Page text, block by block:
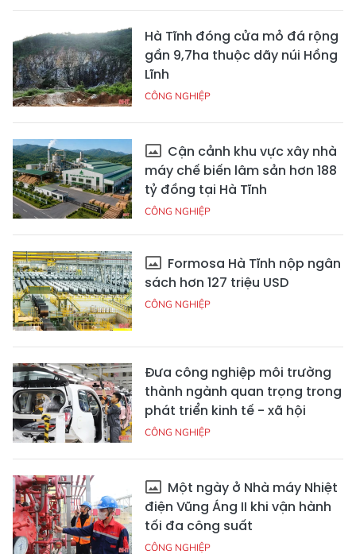
Hà Tĩnh đóng cửa mỏ đá rộng
gần 9,7ha thuộc dãy núi Hồng
Lĩnh
CÔNG NGHIỆP
Cận cảnh khu vực xây nhà
máy chế biến lâm sản hơn 188
tỷ đồng tại Hà Tĩnh
CÔNG NGHIỆP
Formosa Hà Tĩnh nộp ngân
sách hơn 127 triệu USD
CÔNG NGHIỆP
Đưa công nghiệp môi trường
thành ngành quan trọng trong
phát triển kinh tế - xã hội
CÔNG NGHIỆP
Một ngày ở Nhà máy Nhiệt
điện Vũng Áng II khi vận hành
tối đa công suất
CÔNG NGHIỆP